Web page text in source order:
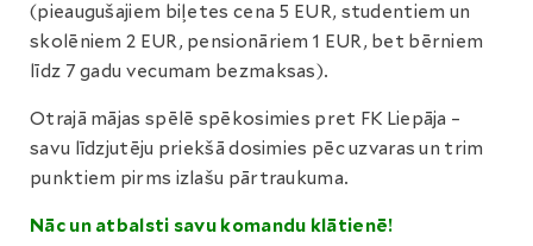
(pieaugušajiem biļetes cena 5 EUR, studentiem un
skolēniem 2 EUR, pensionāriem 1 EUR, bet bērniem
līdz 7 gadu vecumam bezmaksas).
Otrajā mājas spēlē spēkosimies pret FK Liepāja –
savu līdzjutēju priekšā dosimies pēc uzvaras un trim
punktiem pirms izlašu pārtraukuma.
Nāc un atbalsti savu komandu klātienē!